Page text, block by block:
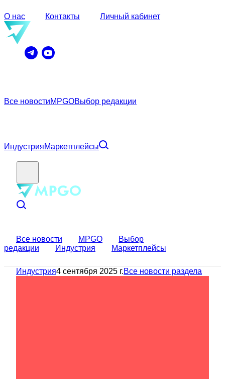
О нас Контакты Личный кабинет
Все новостиMPGOВыбор редакции
ИндустрияМаркетплейсы
Все новости MPGO
Выбор
редакции
Индустрия Маркетплейсы
Индустрия4 сентября 2025 г.Все новости раздела